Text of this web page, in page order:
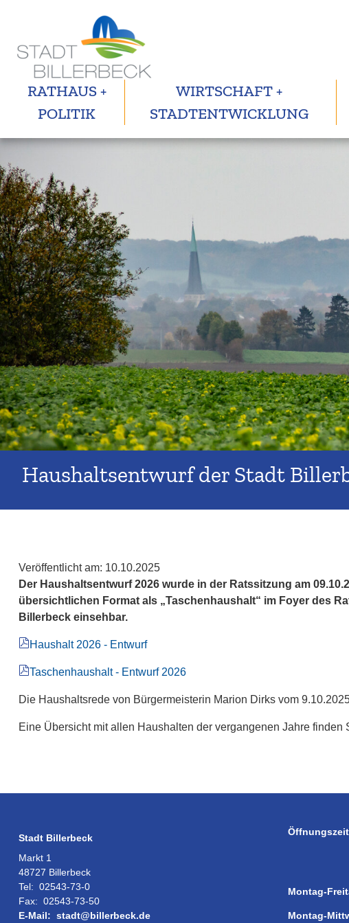
RATHAUS +
POLITIK
WIRTSCHAFT +
STADTENTWICKLUNG
Haushaltsentwurf der Stadt
Veröffentlicht am: 10.10.2025
Der Haushaltsentwurf 2026 wurde in der Ratssitzung am
übersichtlichen Format als „Taschenhaushalt“ im Foyer des
Billerbeck einsehbar.
Haushalt 2026 - Entwurf
Taschenhaushalt - Entwurf 2026
Die Haushaltsrede von Bürgermeisterin Marion Dirks vom
Eine Übersicht mit allen Haushalten der vergangenen Jahre finden
Stadt Billerbeck
Markt 1
48727 Billerbeck
Tel: 02543-73-0
Fax: 02543-73-50
E-Mail: stadt@billerbeck.de
Montag-
Montag-